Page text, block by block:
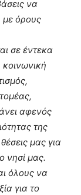
να
με όρους
σε έντεκα
κοινωνική
αφενός
της
μας για
νησί μας.
όλους να
για το